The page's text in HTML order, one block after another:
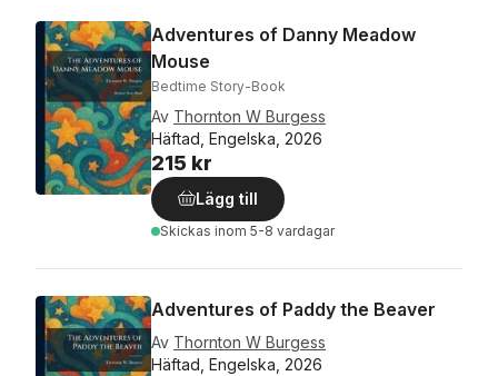
Adventures of Danny Meadow
Mouse
Bedtime Story-Book
Av Thornton W Burgess
Häftad, Engelska, 2026
215 kr
Lägg till
Skickas inom 5-8 vardagar
Adventures of Paddy the Beaver
Av Thornton W Burgess
Häftad, Engelska, 2026